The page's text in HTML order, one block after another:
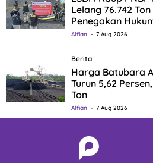
Lelang 76.742
Penegakan
Alfian 7 Aug 2026
Berita
Harga Batubara
Turun 5,62
Ton
Alfian 7 Aug 2026